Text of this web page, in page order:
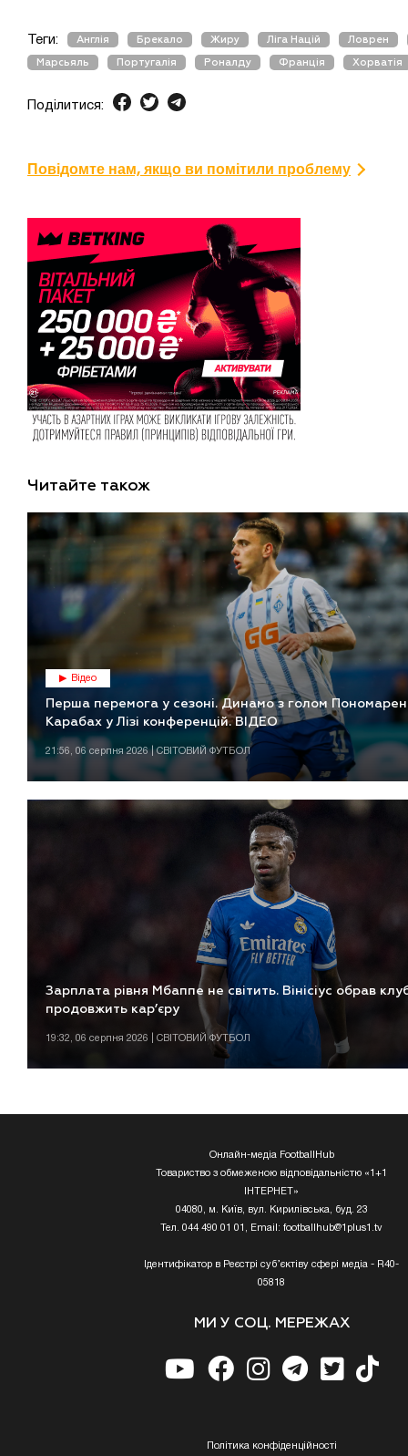
Теги: Англія Брекало Жиру Ліга Націй Ловрен
Марсьяль Португалія Роналду Франція Хорватія
Поділитися:
Повідомте нам, якщо ви помітили проблему
Читайте також
Відео
Перша перемога у сезоні. Динамо з голом
Карабах у Лізі конференцій. ВІДЕО
21:56, 06 серпня 2026 | СВІТОВИЙ ФУТБОЛ
Зарплата рівня Мбаппе не світить. Вінісіус обрав
продовжить кар’єру
19:32, 06 серпня 2026 | СВІТОВИЙ ФУТБОЛ
Онлайн-медіа FootballHub
Товариство з обмеженою відповідальністю «1+1
ІНТЕРНЕТ»
04080, м. Київ, вул. Кирилівська, буд. 23
Тел. 044 490 01 01, Email: footballhub@1plus1.tv
Ідентифікатор в Реєстрі суб’єктіву сфері медіа - R40-
05818
МИ У СОЦ. МЕРЕЖАХ
Полiтика конфiденцiйностi